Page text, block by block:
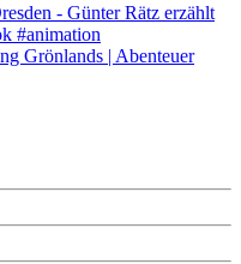
- Günter Rätz erzählt
#animation
Grönlands | Abenteuer